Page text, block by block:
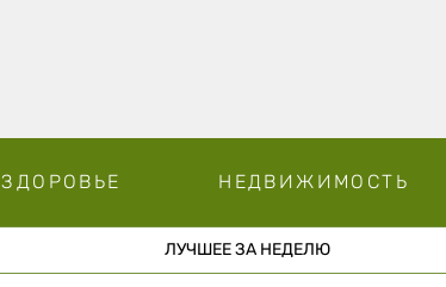
ЗДОРОВЬЕ НЕДВИЖИМОСТЬ
ЛУЧШЕЕ ЗА НЕДЕЛЮ